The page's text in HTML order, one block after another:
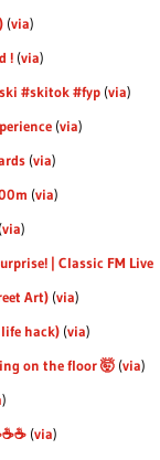
(via)
! (via)
#skitok #fyp (via)
(via)
(via)
(via)
(via)
| Classic FM Live
Art) (via)
hack) (via)
on the floor 🤯 (via)
)
(via)